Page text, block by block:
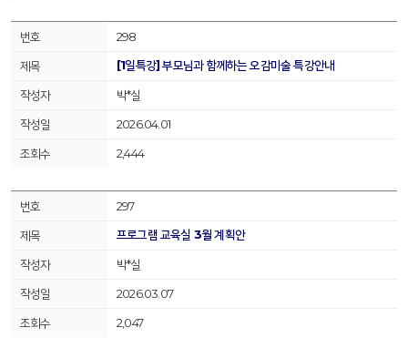
298
[1일특강] 부모님과 함께하는 오감미술 특강안내
박*실
2026.04.01
2,444
297
프로그램 교육실 3월 계획안
박*실
2026.03.07
2,047